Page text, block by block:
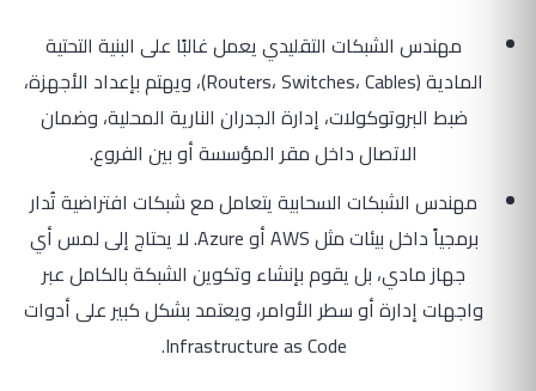
مهندس الشبكات التقليدي يعمل غالبًا على البنية التحتية
المادية (Routers، Switches، Cables)، ويهتم بإعداد الأجهزة،
ضبط البروتوكولات، إدارة الجدران النارية المحلية، وضمان
الاتصال داخل مقر المؤسسة أو بين الفروع.
مهندس الشبكات السحابية يتعامل مع شبكات افتراضية تُدار
برمجياً داخل بيئات مثل AWS أو Azure. لا يحتاج إلى لمس أي
جهاز مادي، بل يقوم بإنشاء وتكوين الشبكة بالكامل عبر
واجهات إدارة أو سطر الأوامر، ويعتمد بشكل كبير على أدوات
Infrastructure as Code.